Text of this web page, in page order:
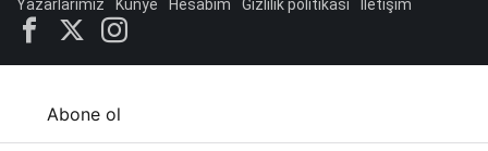
Yazarlarımız
Künye Hesabım Gizlilik politikası İletişim
Abone ol